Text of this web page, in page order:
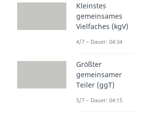
Kleinstes
gemeinsames
Vielfaches (kgV)
4/7 – Dauer: 04:34
Größter
gemeinsamer
Teiler (ggT)
5/7 – Dauer: 04:15